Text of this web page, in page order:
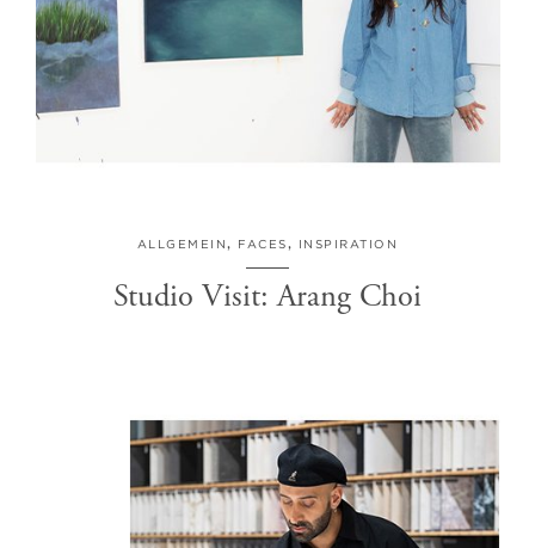
ALLGEMEIN, FACES, INSPIRATION
Studio Visit: Arang Choi